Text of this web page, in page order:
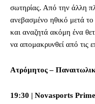
σωτηρίας. Από την άλλη
ανεβασμένο ηθικό μετά
και αναζητά ακόμη ένα
να απομακρυνθεί από τις
Ατρόμητος –
19:30 | Novasports Prime